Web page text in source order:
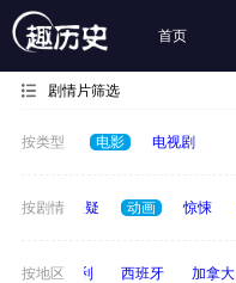
首页
剧情片筛选
按类型 电影 电视剧
按剧情
家庭 悬疑 动画 惊悚
按地区
度 意大利 西班牙 加拿大